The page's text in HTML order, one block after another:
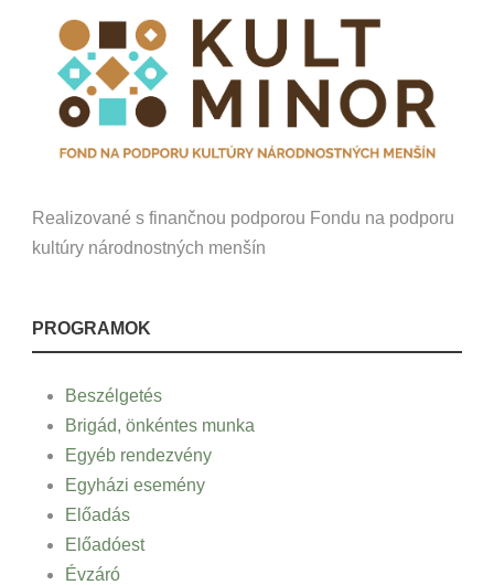
Realizované s finančnou podporou Fondu na podporu
kultúry národnostných menšín
PROGRAMOK
Beszélgetés
Brigád, önkéntes munka
Egyéb rendezvény
Egyházi esemény
Előadás
Előadóest
Évzáró